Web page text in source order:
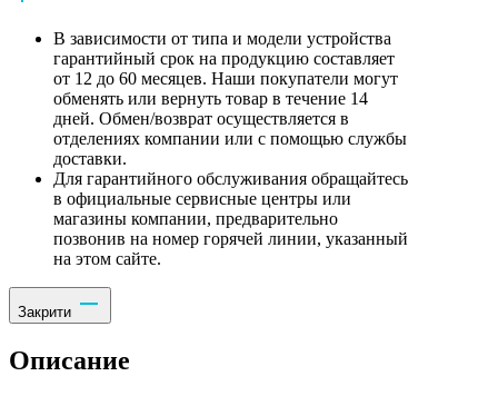
В зависимости от типа и модели устройства
гарантийный срок на продукцию составляет
от 12 до 60 месяцев. Наши покупатели могут
обменять или вернуть товар в течение 14
дней. Обмен/возврат осуществляется в
отделениях компании или с помощью службы
доставки.
Для гарантийного обслуживания обращайтесь
в официальные сервисные центры или
магазины компании, предварительно
позвонив на номер горячей линии, указанный
на этом сайте.
Закрити
Описание